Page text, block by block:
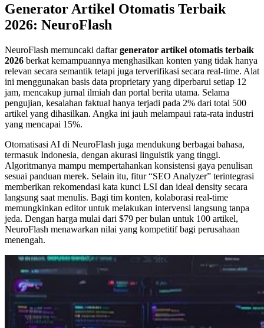
Generator Artikel Otomatis Terbaik
2026: NeuroFlash
NeuroFlash memuncaki daftargenerator artikel otomatis terbaik
2026 berkat kemampuannya menghasilkan konten yang tidak hanya
relevan secara semantik tetapi juga terverifikasi secara real-time. Alat
ini menggunakan basis data proprietary yang diperbarui setiap 12
jam, mencakup jurnal ilmiah dan portal berita utama. Selama
pengujian, kesalahan faktual hanya terjadi pada 2% dari total 500
artikel yang dihasilkan. Angka ini jauh melampaui rata-rata industri
yang mencapai 15%.
Otomatisasi AI di NeuroFlash juga mendukung berbagai bahasa,
termasuk Indonesia, dengan akurasi linguistik yang tinggi.
Algoritmanya mampu mempertahankan konsistensi gaya penulisan
sesuai panduan merek. Selain itu, fitur “SEO Analyzer” terintegrasi
memberikan rekomendasi kata kunci LSI dan ideal density secara
langsung saat menulis. Bagi tim konten, kolaborasi real-time
memungkinkan editor untuk melakukan intervensi langsung tanpa
jeda. Dengan harga mulai dari $79 per bulan untuk 100 artikel,
NeuroFlash menawarkan nilai yang kompetitif bagi perusahaan
menengah.